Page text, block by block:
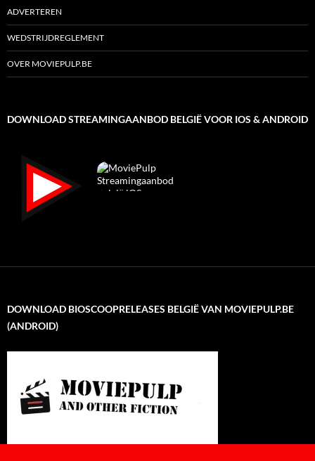
ADVERTEREN
WEDSTRIJDREGLEMENT
OVER MOVIEPULP.BE
DOWNLOAD STREAMINGAANBOD BELGIË VOOR IOS & ANDROID
DOWNLOAD BIOSCOOPRELEASES BELGIË VAN MOVIEPULP.BE
(ANDROID)